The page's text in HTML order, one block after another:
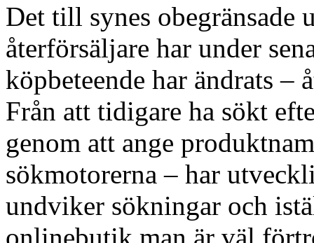
Det till synes obegränsade
återförsäljare har under
köpbeteende har ändrats –
Från att tidigare ha sökt
genom att ange
sökmotorerna – har
undviker sökningar och
onlinebutik man är väl